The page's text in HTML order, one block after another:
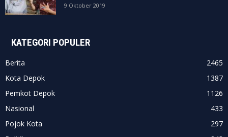
9 Oktober 2019
KATEGORI POPULER
Berita
2465
Kota Depok
1387
Pemkot Depok
1126
Nasional
433
Pojok Kota
297